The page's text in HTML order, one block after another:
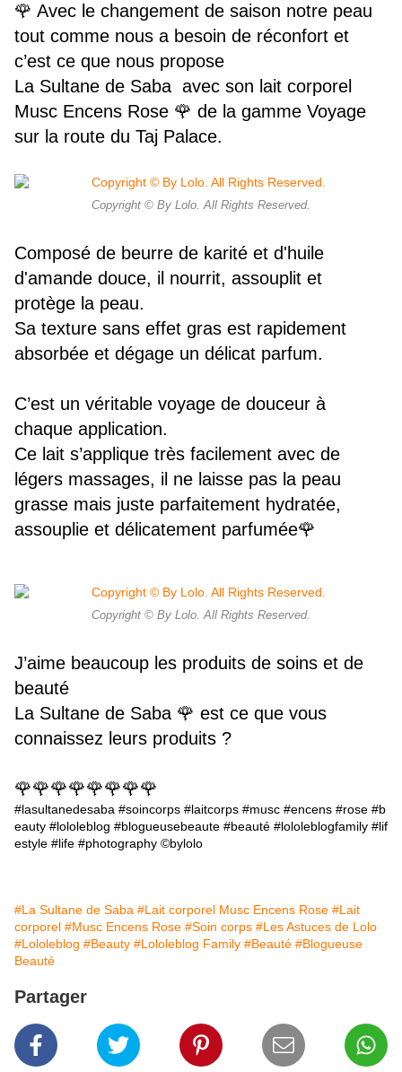
🌹 Avec le changement de saison notre peau
tout comme nous a besoin de réconfort et
c’est ce que nous propose
La Sultane de Saba avec son lait corporel
Musc Encens Rose 🌹 de la gamme Voyage
sur la route du Taj Palace.
Copyright © By Lolo. All Rights Reserved.
Composé de beurre de karité et d'huile
d'amande douce, il nourrit, assouplit et
protège la peau.
Sa texture sans effet gras est rapidement
absorbée et dégage un délicat parfum.
C’est un véritable voyage de douceur à
chaque application.
Ce lait s’applique très facilement avec de
légers massages, il ne laisse pas la peau
grasse mais juste parfaitement hydratée,
assouplie et délicatement parfumée🌹
Copyright © By Lolo. All Rights Reserved.
J’aime beaucoup les produits de soins et de
beauté
La Sultane de Saba 🌹 est ce que vous
connaissez leurs produits ?
🌹🌹🌹🌹🌹🌹🌹🌹
#lasultanedesaba #soincorps #laitcorps #musc #encens #rose #b
eauty #lololeblog #blogueusebeaute #beauté #lololeblogfamily #lif
estyle #life #photography ©️bylolo
#La Sultane de Saba #Lait corporel Musc Encens Rose #Lait
corporel #Musc Encens Rose #Soin corps #Les Astuces de Lolo
#Lololeblog #Beauty #Lololeblog Family #Beauté #Blogueuse
Beauté
Partager